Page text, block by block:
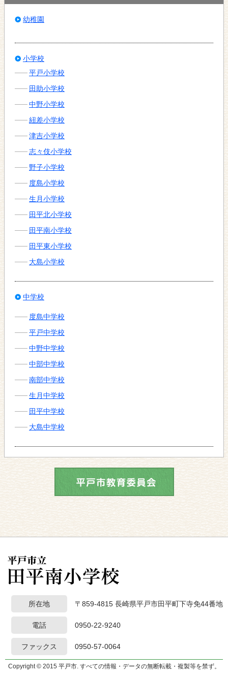
幼稚園
小学校
平戸小学校
田助小学校
中野小学校
紐差小学校
津吉小学校
志々伎小学校
野子小学校
度島小学校
生月小学校
田平北小学校
田平南小学校
田平東小学校
大島小学校
中学校
度島中学校
平戸中学校
中野中学校
中部中学校
南部中学校
生月中学校
田平中学校
大島中学校
所在地 〒859-4815 長崎県平戸市田平町下寺免44番地
電話 0950-22-9240
ファックス 0950-57-0064
Copyright © 2015 平戸市. すべての情報・データの無断転載・複製等を禁ず。